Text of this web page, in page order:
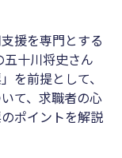
トを試す
援を専門とする
十川将史さん
を前提として、
て、求職者の心
ポイントを解説